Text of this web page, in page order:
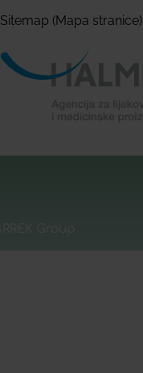
Sitemap (Mapa stranice)